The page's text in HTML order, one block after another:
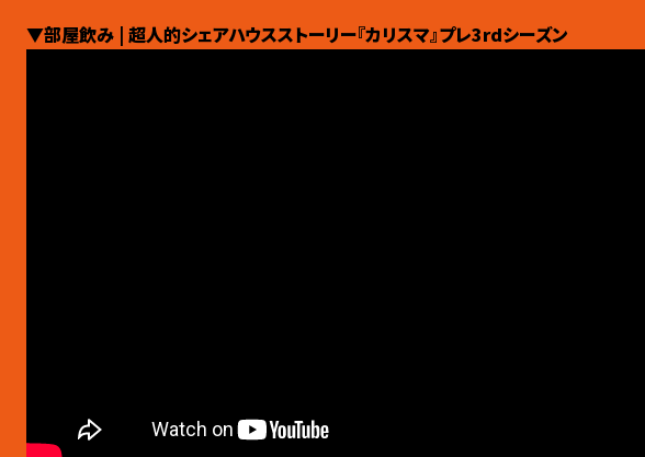
▼部屋飲み | 超人的シェアハウスストーリー『カリスマ』プレ3rdシーズン